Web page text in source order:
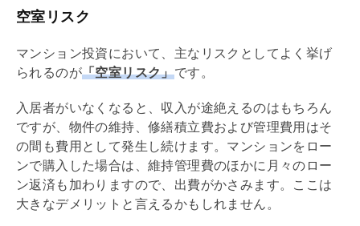
空室リスク
マンション投資において、主なリスクとしてよく挙げ
られるのが「空室リスク」です。
入居者がいなくなると、収入が途絶えるのはもちろん
ですが、物件の維持、修繕積立費および管理費用はそ
の間も費用として発生し続けます。マンションをロー
ンで購入した場合は、維持管理費のほかに月々のロー
ン返済も加わりますので、出費がかさみます。ここは
大きなデメリットと言えるかもしれません。